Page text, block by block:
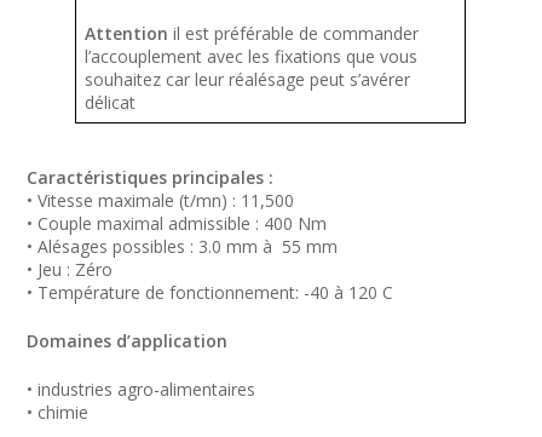
Attention il est préférable de commander
l’accouplement avec les fixations que vous
souhaitez car leur réalésage peut s’avérer
délicat
Caractéristiques principales :
• Vitesse maximale (t/mn) : 11,500
• Couple maximal admissible : 400 Nm
• Alésages possibles : 3.0 mm à 55 mm
• Jeu : Zéro
• Température de fonctionnement: -40 à 120 C
Domaines d’application
• industries agro-alimentaires
• chimie